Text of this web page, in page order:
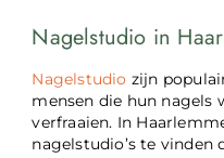
Nagelstudio in
Nagelstudio zijn
mensen die hun nagels
verfraaien. In
nagelstudio’s te vinden